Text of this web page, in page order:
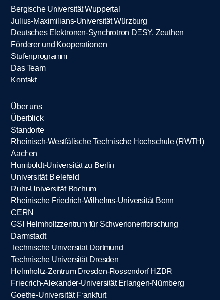
Bergische Universität Wuppertal
Julius-Maximilians-Universität Würzburg
Deutsches Elektronen-Synchrotron DESY, Zeuthen
Förderer und Kooperationen
Stufenprogramm
Das Team
Kontakt
Über uns
Überblick
Standorte
Rheinisch-Westfälische Technische Hochschule (RWTH)
Aachen
Humboldt-Universität zu Berlin
Universität Bielefeld
Ruhr-Universität Bochum
Rheinische Friedrich-Wilhelms-Universität Bonn
CERN
GSI Helmholtzzentrum für Schwerionenforschung
Darmstadt
Technische Universität Dortmund
Technische Universität Dresden
Helmholtz-Zentrum Dresden-Rossendorf HZDR
Friedrich-Alexander-Universität Erlangen-Nürnberg
Goethe-Universität Frankfurt